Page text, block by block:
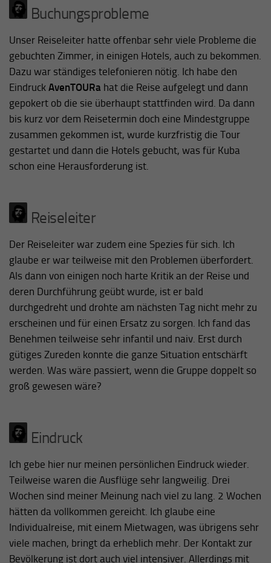
Buchungsprobleme
Unser Reiseleiter hatte offenbar sehr viele Probleme die
gebuchten Zimmer, in einigen Hotels, auch zu bekommen.
Dazu war ständiges telefonieren nötig. Ich habe den
Eindruck AvenTOURa hat die Reise aufgelegt und dann
gepokert ob die sie überhaupt stattfinden wird. Da dann
bis kurz vor dem Reisetermin doch eine Mindestgruppe
zusammen gekommen ist, wurde kurzfristig die Tour
gestartet und dann die Hotels gebucht, was für Kuba
schon eine Herausforderung ist.
Reiseleiter
Der Reiseleiter war zudem eine Spezies für sich. Ich
glaube er war teilweise mit den Problemen überfordert.
Als dann von einigen noch harte Kritik an der Reise und
deren Durchführung geübt wurde, ist er bald
durchgedreht und drohte am nächsten Tag nicht mehr zu
erscheinen und für einen Ersatz zu sorgen. Ich fand das
Benehmen teilweise sehr infantil und naiv. Erst durch
gütiges Zureden konnte die ganze Situation entschärft
werden. Was wäre passiert, wenn die Gruppe doppelt so
groß gewesen wäre?
Eindruck
Ich gebe hier nur meinen persönlichen Eindruck wieder.
Teilweise waren die Ausflüge sehr langweilig. Drei
Wochen sind meiner Meinung nach viel zu lang. 2 Wochen
hätten da vollkommen gereicht. Ich glaube eine
Individualreise, mit einem Mietwagen, was übrigens sehr
viele machen, bringt da erheblich mehr. Der Kontakt zur
Bevölkerung ist dort auch viel intensiver. Allerdings mit